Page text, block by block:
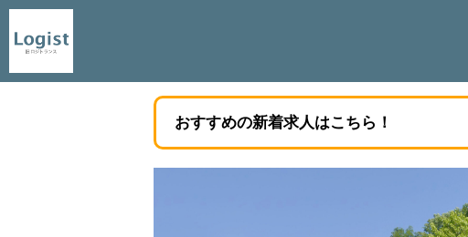
おすすめの新着求人はこちら！